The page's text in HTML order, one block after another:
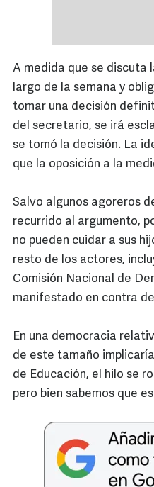
A medida que se discuta
largo de la semana y
tomar una decisión
del secretario, se irá
se tomó la decisión. La
que la oposición a la
Salvo algunos agoreros
recurrido al argumento,
no pueden cuidar a sus
resto de los actores,
Comisión Nacional de
manifestado en contra
En una democracia
de este tamaño
de Educación, el hilo se
pero bien sabemos que